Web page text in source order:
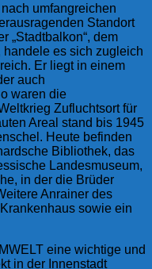
umfangreichen
Standort
„Stadtbalkon“, dem
es sich zugleich
Er liegt in einem
auch
waren die
Zufluchtsort für
Areal stand bis 1945
Heute befinden
Bibliothek, das
Landesmuseum,
in der die Brüder
Anrainer des
sowie ein
eine wichtige und
in der Innenstadt